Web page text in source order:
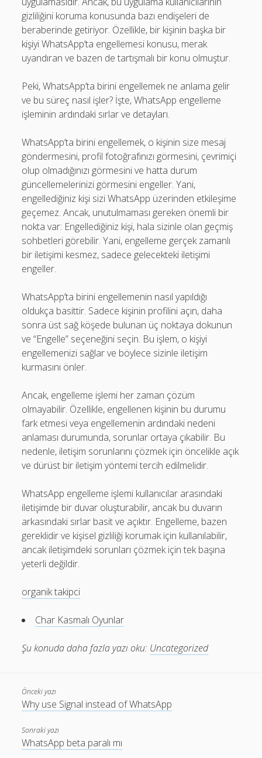
gizliliğini koruma konusunda bazı endişeleri de
beraberinde getiriyor. Özellikle, bir kişinin başka bir
kişiyi WhatsApp’ta engellemesi konusu, merak
uyandıran ve bazen de tartışmalı bir konu olmuştur.
Peki, WhatsApp’ta birini engellemek ne anlama gelir
ve bu süreç nasıl işler? İşte, WhatsApp engelleme
işleminin ardındaki sırlar ve detayları.
WhatsApp’ta birini engellemek, o kişinin size mesaj
göndermesini, profil fotoğrafınızı görmesini, çevrimiçi
olup olmadığınızı görmesini ve hatta durum
güncellemelerinizi görmesini engeller. Yani,
engellediğiniz kişi sizi WhatsApp üzerinden etkileşime
geçemez. Ancak, unutulmaması gereken önemli bir
nokta var: Engellediğiniz kişi, hala sizinle olan geçmiş
sohbetleri görebilir. Yani, engelleme gerçek zamanlı
bir iletişimi kesmez, sadece gelecekteki iletişimi
engeller.
WhatsApp’ta birini engellemenin nasıl yapıldığı
oldukça basittir. Sadece kişinin profilini açın, daha
sonra üst sağ köşede bulunan üç noktaya dokunun
ve “Engelle” seçeneğini seçin. Bu işlem, o kişiyi
engellemenizi sağlar ve böylece sizinle iletişim
kurmasını önler.
Ancak, engelleme işlemi her zaman çözüm
olmayabilir. Özellikle, engellenen kişinin bu durumu
fark etmesi veya engellemenin ardındaki nedeni
anlaması durumunda, sorunlar ortaya çıkabilir. Bu
nedenle, iletişim sorunlarını çözmek için öncelikle açık
ve dürüst bir iletişim yöntemi tercih edilmelidir.
WhatsApp engelleme işlemi kullanıcılar arasındaki
iletişimde bir duvar oluşturabilir, ancak bu duvarın
arkasındaki sırlar basit ve açıktır. Engelleme, bazen
gereklidir ve kişisel gizliliği korumak için kullanılabilir,
ancak iletişimdeki sorunları çözmek için tek başına
yeterli değildir.
organik takipci
Char Kasmalı Oyunlar
Şu konuda daha fazla yazı oku: Uncategorized
Önceki yazı
Why use Signal instead of WhatsApp
Sonraki yazı
WhatsApp beta paralı mı